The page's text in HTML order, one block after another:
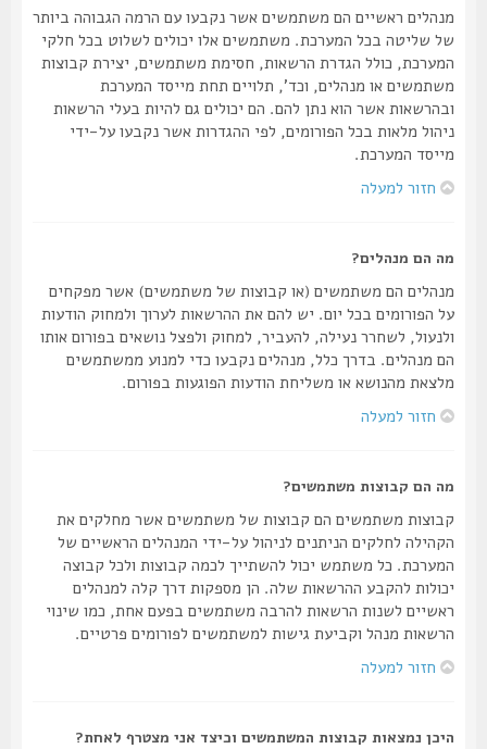
מנהלים ראשיים הם משתמשים אשר נקבעו עם הרמה הגבוהה ביותר
של שליטה בכל המערכת. משתמשים אלו יכולים לשלוט בכל חלקי
המערכת, כולל הגדרת הרשאות, חסימת משתמשים, יצירת קבוצות
משתמשים או מנהלים, וכד', תלויים תחת מייסד המערכת
ובהרשאות אשר הוא נתן להם. הם יכולים גם להיות בעלי הרשאות
ניהול מלאות בכל הפורומים, לפי ההגדרות אשר נקבעו על-ידי
מייסד המערכת.
חזור למעלה
מה הם מנהלים?
מנהלים הם משתמשים (או קבוצות של משתמשים) אשר מפקחים
על הפורומים בכל יום. יש להם את ההרשאות לערוך ולמחוק הודעות
ולנעול, לשחרר נעילה, להעביר, למחוק ולפצל נושאים בפורום אותו
הם מנהלים. בדרך כלל, מנהלים נקבעו כדי למנוע ממשתמשים
מלצאת מהנושא או משליחת הודעות הפוגעות בפורום.
חזור למעלה
מה הם קבוצות משתמשים?
קבוצות משתמשים הם קבוצות של משתמשים אשר מחלקים את
הקהילה לחלקים הניתנים לניהול על-ידי המנהלים הראשיים של
המערכת. כל משתמש יכול להשתייך לכמה קבוצות ולכל קבוצה
יכולות להקבע ההרשאות שלה. הן מספקות דרך קלה למנהלים
ראשיים לשנות הרשאות להרבה משתמשים בפעם אחת, כמו שינוי
הרשאות מנהל וקביעת גישות למשתמשים לפורומים פרטיים.
חזור למעלה
היכן נמצאות קבוצות המשתמשים וכיצד אני מצטרף לאחת?